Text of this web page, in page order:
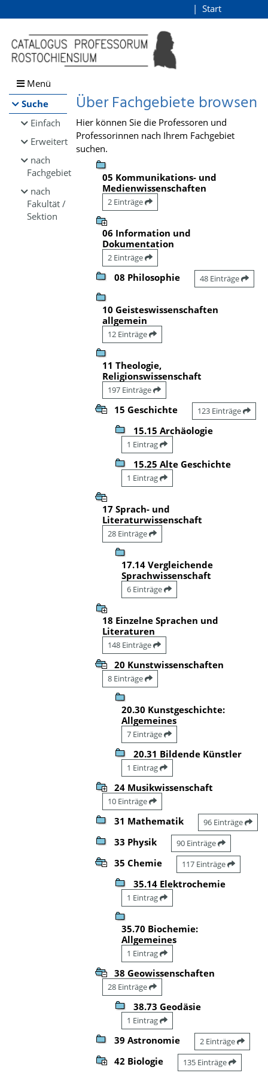
Browsen
direkt zum Inhalt
Start
Menü
Suche
Einfach
Erweitert
nach
Fachgebiet
nach
Fakultät /
Sektion
Über Fachgebiete browsen
Hier können Sie die Professoren und
Professorinnen nach Ihrem Fachgebiet
suchen.
05 Kommunikations- und
Medienwissenschaften
2 Einträge
06 Information und
Dokumentation
2 Einträge
08 Philosophie 48 Einträge
10 Geisteswissenschaften
allgemein
12 Einträge
11 Theologie,
Religionswissenschaft
197 Einträge
15 Geschichte 123 Einträge
15.15 Archäologie
1 Eintrag
15.25 Alte Geschichte
1 Eintrag
17 Sprach- und
Literaturwissenschaft
28 Einträge
17.14 Vergleichende
Sprachwissenschaft
6 Einträge
18 Einzelne Sprachen und
Literaturen
148 Einträge
20 Kunstwissenschaften
8 Einträge
20.30 Kunstgeschichte:
Allgemeines
7 Einträge
20.31 Bildende Künstler
1 Eintrag
24 Musikwissenschaft
10 Einträge
31 Mathematik 96 Einträge
33 Physik 90 Einträge
35 Chemie 117 Einträge
35.14 Elektrochemie
1 Eintrag
35.70 Biochemie:
Allgemeines
1 Eintrag
38 Geowissenschaften
28 Einträge
38.73 Geodäsie
1 Eintrag
39 Astronomie 2 Einträge
42 Biologie 135 Einträge